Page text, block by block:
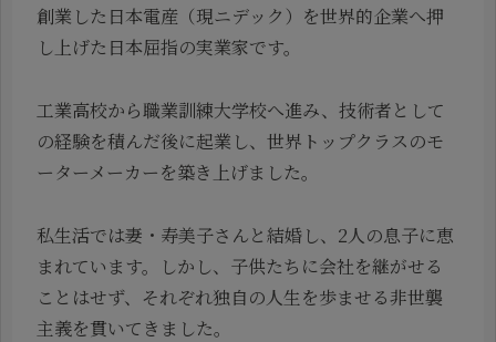
創業した日本電産（現ニデック）を世界的企業へ押
し上げた日本屈指の実業家です。
工業高校から職業訓練大学校へ進み、技術者として
の経験を積んだ後に起業し、世界トップクラスのモ
ーターメーカーを築き上げました。
私生活では妻・寿美子さんと結婚し、2人の息子に恵
まれています。しかし、子供たちに会社を継がせる
ことはせず、それぞれ独自の人生を歩ませる非世襲
主義を貫いてきました。